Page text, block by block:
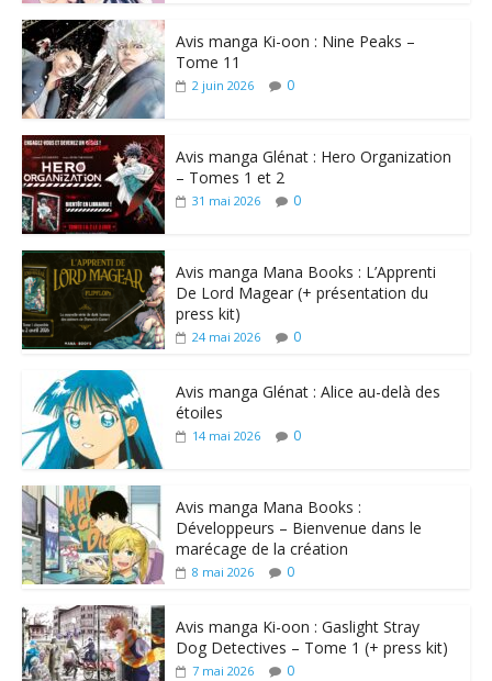
Avis manga Ki-oon : Nine Peaks –
Tome 11
2 juin 2026 0
Avis manga Glénat : Hero Organization
– Tomes 1 et 2
31 mai 2026 0
Avis manga Mana Books : L’Apprenti
De Lord Magear (+ présentation du
press kit)
24 mai 2026 0
Avis manga Glénat : Alice au-delà des
étoiles
14 mai 2026 0
Avis manga Mana Books :
Développeurs – Bienvenue dans le
marécage de la création
8 mai 2026 0
Avis manga Ki-oon : Gaslight Stray
Dog Detectives – Tome 1 (+ press kit)
7 mai 2026 0